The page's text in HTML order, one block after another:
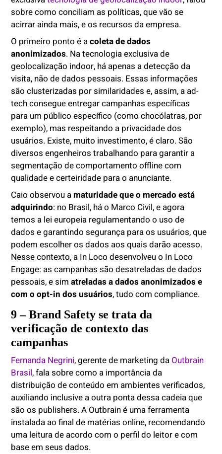
sobre como conciliam as políticas, que vão se
acirrar ainda mais, e os recursos da empresa.
O primeiro ponto é acoleta de dados
anonimizados. Na tecnologia exclusiva de
geolocalização indoor, há apenas a detecção da
visita, não de dados pessoais. Essas informações
são clusterizadas por similaridades e, assim, a ad-
tech consegue entregar campanhas específicas
para um público específico (como chocólatras, por
exemplo), mas respeitando a privacidade dos
usuários. Existe, muito investimento, é claro. São
diversos engenheiros trabalhando para garantir a
segmentação de comportamento offline com
qualidade e certeiridade para o anunciante.
Caio observou a maturidade que o mercado está
adquirindo: no Brasil, há o Marco Civil, e agora
temos a lei europeia regulamentando o uso de
dados e garantindo segurança para os usuários, que
podem escolher os dados aos quais darão acesso.
Nesse contexto, a In Loco desenvolveu o In Loco
Engage: as campanhas são desatreladas de dados
pessoais, e simatreladas a dados anonimizados e
com o opt-in dos usuários, tudo com compliance.
9 – Brand Safety se trata da
verificação de contexto das
campanhas
Fernanda Negrini, gerente de marketing da Outbrain
Brasil, fala sobre como a importância da
distribuição de conteúdo em ambientes verificados,
auxiliando inclusive a outra ponta dessa cadeia que
são os publishers. A Outbrain é uma ferramenta
instalada ao final de matérias online, recomendando
uma leitura de acordo com o perfil do leitor e com
base em seus dados.